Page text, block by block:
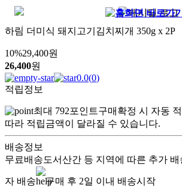
하림 더미식 돼지고기김치찌개 350g x 2P
10%29,400원
26,400원
0.0(0)
적립정보
최대 792포인트구매확정 시 자동
따라 적립금액이 달라질 수 있습니다.
배송정보
무료배송도서산간 등 지역에 따른 추가
자 배송 구매 후 2일 이내 배송시작